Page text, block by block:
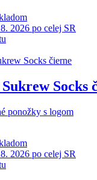
2026 po celej SR
Socks
ponožky s logom
2026 po celej SR